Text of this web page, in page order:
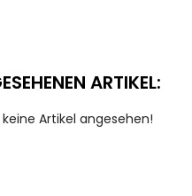
ARTIKEL:
Artikel angesehen!